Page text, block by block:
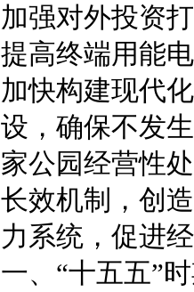
加强对外投资
提高终端用能
加快构建现代
设，确保不发
家公园经营性
长效机制，创
力系统，促进
一、“十五五”